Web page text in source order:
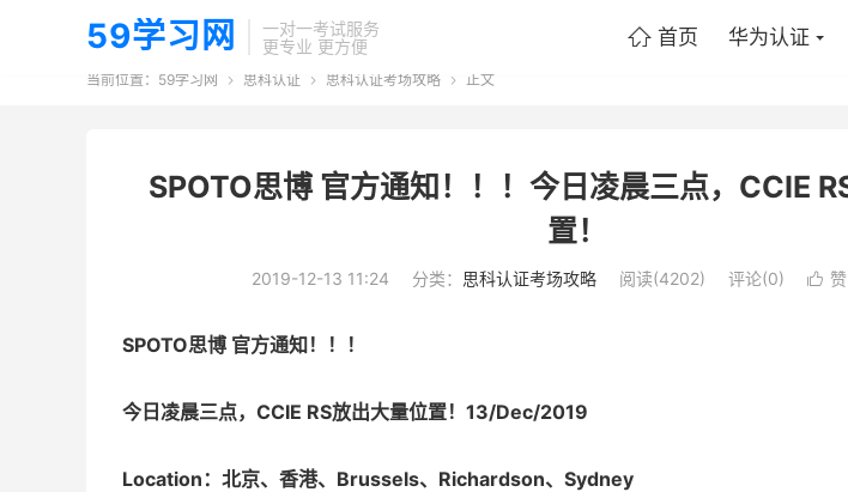
59学习网
一对一考试服务
更专业 更方便
 首页 华为认证
当前位置： 59学习网  思科认证  思科认证考场攻略  正文
SPOTO思博 官方通知！！！今日凌晨三点，CCIE
置！
2019-12-13 11:24 分类： 思科认证考场攻略 阅读(4202) 评论(0) 
SPOTO思博 官方通知！！！
今日凌晨三点，CCIE RS放出大量位置！13/Dec/2019
Location：北京、香港、Brussels、Richardson、Sydney